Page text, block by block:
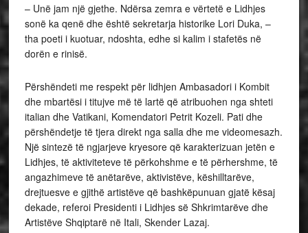
– Unë jam një gjethe. Ndërsa zemra e vërtetë e Lidhjes
sonë ka qenë dhe është sekretarja historike Lori Duka, –
tha poeti i kuotuar, ndoshta, edhe si kalim i stafetës në
dorën e rinisë.
Përshëndeti me respekt për lidhjen Ambasadori i Kombit
dhe mbartësi i titujve më të lartë që atribuohen nga shteti
italian dhe Vatikani, Komendatori Petrit Kozeli. Pati dhe
përshëndetje të tjera direkt nga salla dhe me videomesazh.
Një sintezë të ngjarjeve kryesore që karakterizuan jetën e
Lidhjes, të aktiviteteve të përkohshme e të përhershme, të
angazhimeve të anëtarëve, aktivistëve, këshilltarëve,
drejtuesve e gjithë artistëve që bashkëpunuan gjatë kësaj
dekade, referoi Presidenti i Lidhjes së Shkrimtarëve dhe
Artistëve Shqiptarë në Itali, Skender Lazaj.